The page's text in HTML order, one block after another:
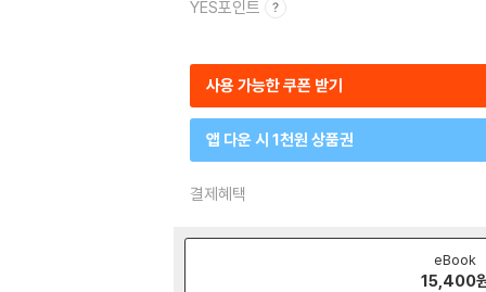
YES포인트
사용 가능한 쿠폰 받기
앱 다운 시 1천원 상품권
결제혜택
eBook
15,400